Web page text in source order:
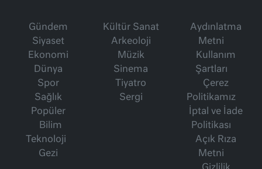
Gündem
Siyaset
Ekonomi
Dünya
Spor
Sağlık
Popüler
Bilim
Teknoloji
Gezi
Kültür Sanat
Arkeoloji
Müzik
Sinema
Tiyatro
Sergi
Aydınlatma
Metni
Kullanım
Şartları
Çerez
Politikamız
İptal ve İade
Politikası
Açık Rıza
Metni